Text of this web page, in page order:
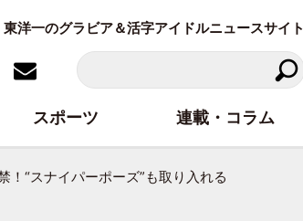
洋一のグラビア＆活字アイドルニュースサイト
“スナイパーポーズ”も取り入れる
スポーツ 連載・コラム